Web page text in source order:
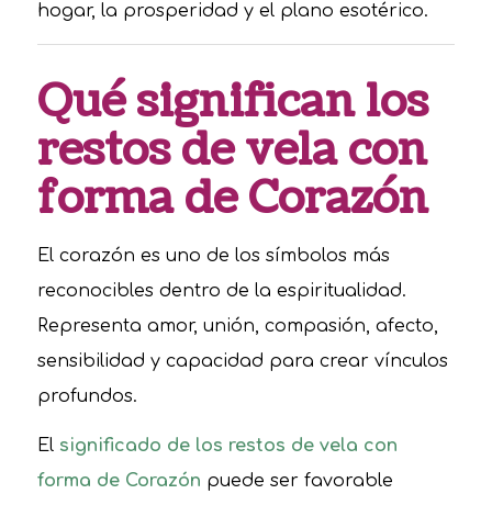
hogar, la prosperidad y el plano esotérico.
Qué significan los
restos de vela con
forma de Corazón
El corazón es uno de los símbolos más
reconocibles dentro de la espiritualidad.
Representa amor, unión, compasión, afecto,
sensibilidad y capacidad para crear vínculos
profundos.
El significado de los restos de vela con
forma de Corazón puede ser favorable